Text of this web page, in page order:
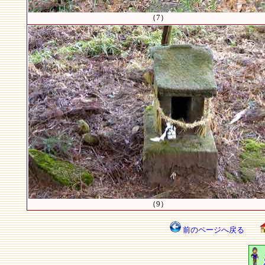
（7）
（9）
前のページへ戻る